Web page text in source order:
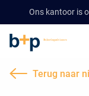
Ons kantoor is
Terug naar